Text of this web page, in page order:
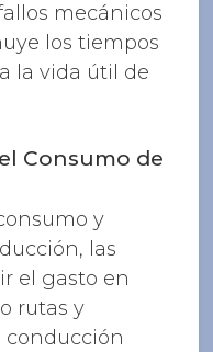
mecánicos
los tiempos
la vida útil de
Consumo de
y
las
el gasto en
rutas y
conducción